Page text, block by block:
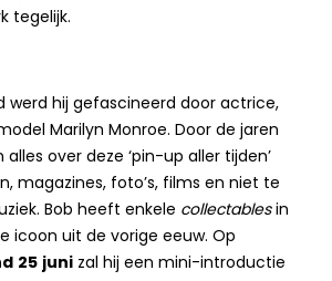
tegelijk.
werd hij gefascineerd door actrice,
Marilyn Monroe. Door de jaren
over deze ‘pin-up aller tijden’
magazines, foto’s, films en niet te
Bob heeft enkele collectablesin
icoon uit de vorige eeuw. Op
25 juni zal hij een mini-introductie